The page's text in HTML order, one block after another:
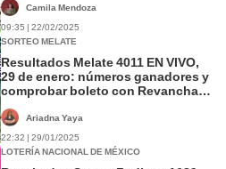
MéxicoCamila Mendoza
09:35 | 22/02/2025
SORTEO MELATE
Resultados Melate 4011 EN VIVO,
29 de enero: números ganadores y
comprobar boleto con Revancha y
MéxicoAriadna Yaya
22:32 | 29/01/2025
LOTERÍA NACIONAL DE MÉXICO